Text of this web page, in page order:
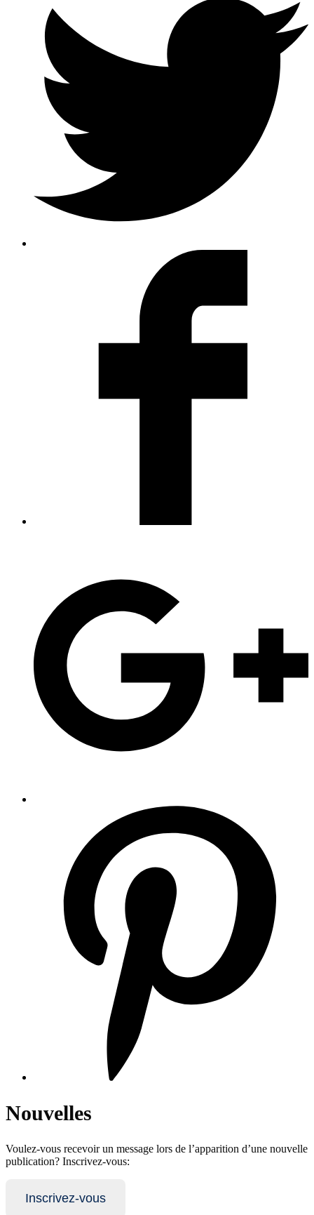
Nouvelles
Voulez-vous recevoir un message lors de l’apparition d’une nouvelle
publication? Inscrivez-vous:
Inscrivez-vous